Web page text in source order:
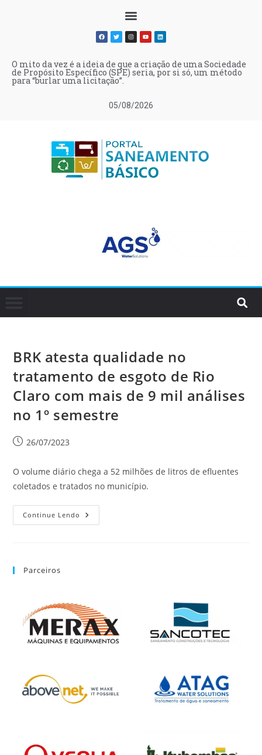
05/08/2026
O mito da vez é a ideia de que a criação de uma Sociedade
de Propósito Específico (SPE) seria, por si só, um método
para “burlar uma licitação”.
BRK atesta qualidade no
tratamento de esgoto de Rio
Claro com mais de 9 mil análises
no 1º semestre
26/07/2023
O volume diário chega a 52 milhões de litros de efluentes
coletados e tratados no município.
Continue Lendo
Parceiros